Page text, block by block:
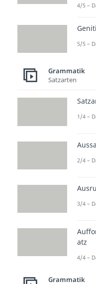
Nach
ein.
4/5 –
5/5 –
Grammatik
Satzarten
1/4 –
2/4 –
3/4 –
atz
4/4 –
Grammatik